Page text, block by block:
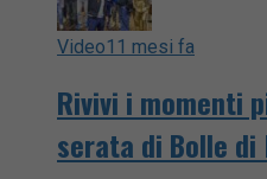
Video11 mesi fa
Rivivi i momenti
serata di Bolle